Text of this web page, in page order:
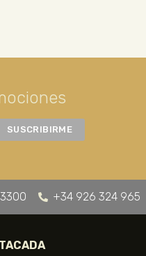
+34 926 324 965